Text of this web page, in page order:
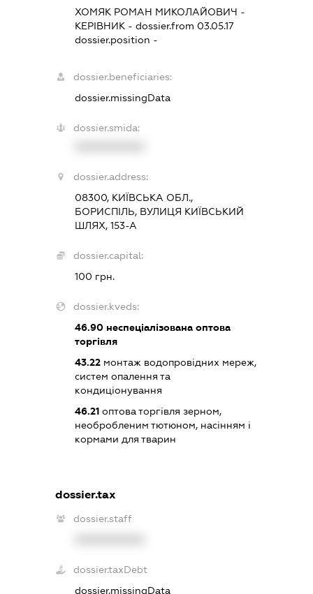
ХОМЯК РОМАН МИКОЛАЙОВИЧ -
КЕРІВНИК - dossier.from 03.05.17
dossier.position -
dossier.beneficiaries:
dossier.missingData
dossier.smida:
dossier.address:
08300, КИЇВСЬКА ОБЛ.,
БОРИСПІЛЬ, ВУЛИЦЯ КИЇВСЬКИЙ
ШЛЯХ, 153-А
dossier.capital:
100 грн.
dossier.kveds:
46.90 неспеціалізована оптова
торгівля
43.22 монтаж водопровідних мереж,
систем опалення та
кондиціонування
46.21 оптова торгівля зерном,
необробленим тютюном, насінням і
кормами для тварин
dossier.tax
dossier.staff
dossier.taxDebt
dossier.missingData